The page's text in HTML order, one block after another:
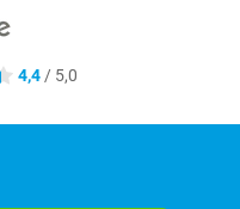
4,4 / 5,0